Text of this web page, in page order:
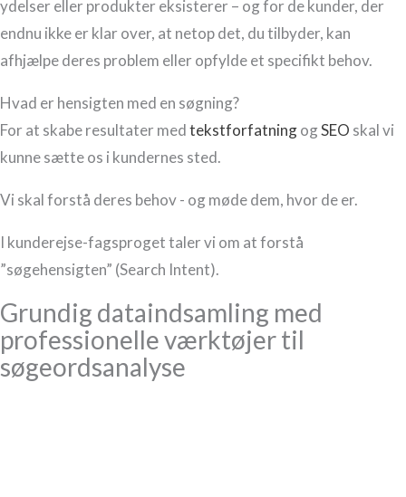
ydelser eller produkter eksisterer – og for de kunder, der
endnu ikke er klar over, at netop det, du tilbyder, kan
afhjælpe deres problem eller opfylde et specifikt behov.
Hvad er hensigten med en søgning?
For at skabe resultater medtekstforfatningogSEO skal vi
kunne sætte os i kundernes sted.
Vi skal forstå deres behov - og møde dem, hvor de er.
I kunderejse-fagsproget taler vi om at forstå
”søgehensigten” (Search Intent).
Grundig dataindsamling med
professionelle værktøjer til
søgeordsanalyse